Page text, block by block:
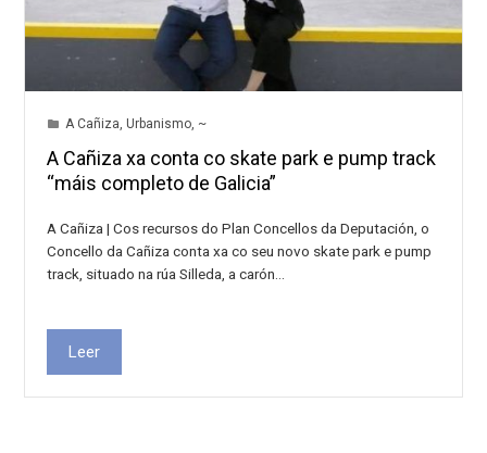
A Cañiza, Urbanismo, ~
A Cañiza xa conta co skate park e pump track
“máis completo de Galicia”
A Cañiza | Cos recursos do Plan Concellos da Deputación, o
Concello da Cañiza conta xa co seu novo skate park e pump
track, situado na rúa Silleda, a carón…
Leer